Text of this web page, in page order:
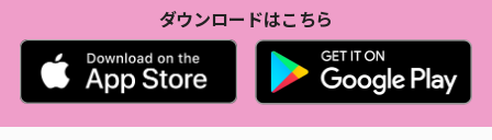
ダウンロードはこちら